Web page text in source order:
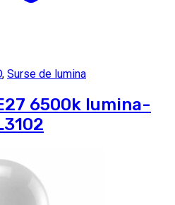
, Surse de lumina
6500k lumina-